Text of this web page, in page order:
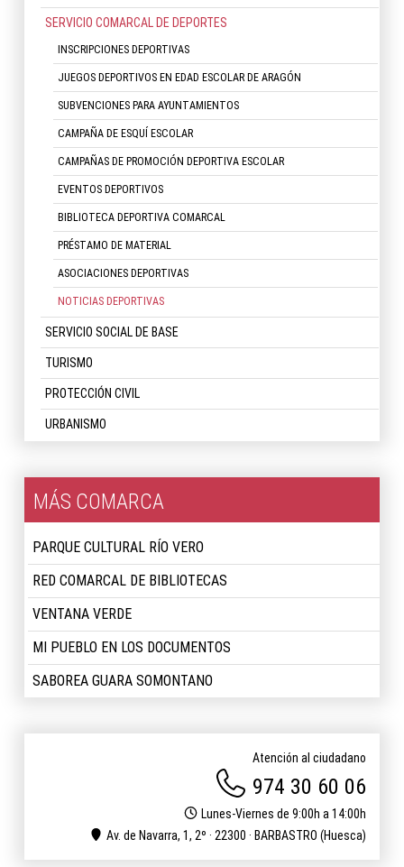
SERVICIO COMARCAL DE DEPORTES
INSCRIPCIONES DEPORTIVAS
JUEGOS DEPORTIVOS EN EDAD ESCOLAR DE ARAGÓN
SUBVENCIONES PARA AYUNTAMIENTOS
CAMPAÑA DE ESQUÍ ESCOLAR
CAMPAÑAS DE PROMOCIÓN DEPORTIVA ESCOLAR
EVENTOS DEPORTIVOS
BIBLIOTECA DEPORTIVA COMARCAL
PRÉSTAMO DE MATERIAL
ASOCIACIONES DEPORTIVAS
NOTICIAS DEPORTIVAS
SERVICIO SOCIAL DE BASE
TURISMO
PROTECCIÓN CIVIL
URBANISMO
MÁS COMARCA
PARQUE CULTURAL RÍO VERO
RED COMARCAL DE BIBLIOTECAS
VENTANA VERDE
MI PUEBLO EN LOS DOCUMENTOS
SABOREA GUARA SOMONTANO
Atención al ciudadano
974 30 60 06
Lunes-Viernes de 9:00h a 14:00h
Av. de Navarra, 1, 2º · 22300 · BARBASTRO (Huesca)